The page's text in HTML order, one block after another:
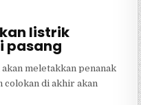
listrik
pasang
akan meletakkan penanak
colokan di akhir akan